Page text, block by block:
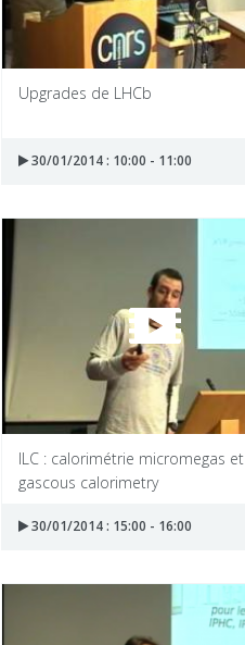
Upgrades de LHCb
30/01/2014 : 10:00 - 11:00
ILC : calorimétrie micromegas et
gascous calorimetry
30/01/2014 : 15:00 - 16:00